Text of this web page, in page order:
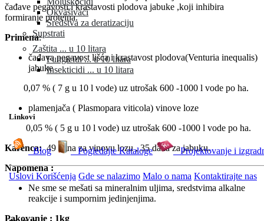
Okvašivači
Sredstva za deratizaciju
Supstrati
Zaštita ... u 10 litara
Fungicidi ... u 10 litara
Insekticidi ... u 10 litara
Linkovi
Blog Pogledajte Kataloge Projektovanje i
Uslovi Korišćenja Gde se nalazimo Malo o nama Kontaktirajte nas
čađave pegavosti i krastavosti plodova jabuke ,koji inhibira
formiranje proteina.
Primena:
čađava pegavost lišća i krastavost plodova(Venturia inequalis)
jabuke
0,07 % ( 7 g u 10 l vode) uz utrošak 600 -1000 l vode po ha.
plamenjača ( Plasmopara viticola) vinove loze
0,05 % ( 5 g u 10 l vode) uz utrošak 600 -1000 l vode po ha.
Karenca:49 dana za vinovu lozu , 35 dana za jabuku.
Napomena :
Ne sme se mešati sa mineralnim uljima, sredstvima alkalne
reakcije i sumpornim jedinjenjima.
Pakovanje : 1kg